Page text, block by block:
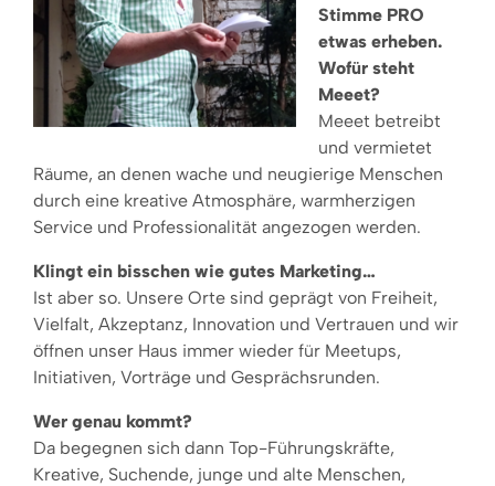
Stimme PRO
etwas erheben.
Wofür steht
Meeet?
Meeet betreibt
und vermietet
Räume, an denen wache und neugierige Menschen
durch eine kreative Atmosphäre, warmherzigen
Service und Professionalität angezogen werden.
Klingt ein bisschen wie gutes Marketing…
Ist aber so. Unsere Orte sind geprägt von Freiheit,
Vielfalt, Akzeptanz, Innovation und Vertrauen und wir
öffnen unser Haus immer wieder für Meetups,
Initiativen, Vorträge und Gesprächsrunden.
Wer genau kommt?
Da begegnen sich dann Top-Führungskräfte,
Kreative, Suchende, junge und alte Menschen,